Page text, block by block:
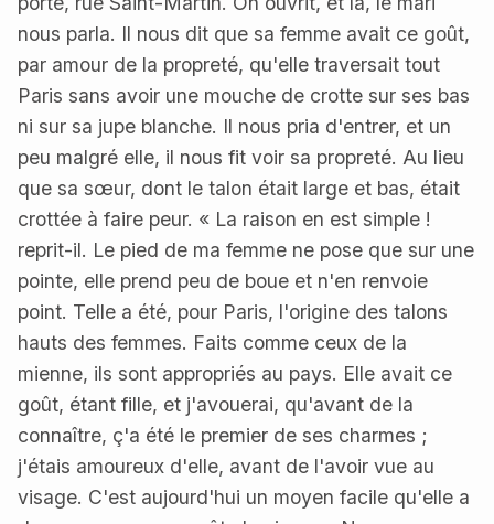
nous parla. Il nous dit que sa femme avait ce goût,
par amour de la propreté, qu'elle traversait tout
Paris sans avoir une mouche de crotte sur ses bas
ni sur sa jupe blanche. Il nous pria d'entrer, et un
peu malgré elle, il nous fit voir sa propreté. Au lieu
que sa sœur, dont le talon était large et bas, était
crottée à faire peur. « La raison en est simple !
reprit-il. Le pied de ma femme ne pose que sur une
pointe, elle prend peu de boue et n'en renvoie
point. Telle a été, pour Paris, l'origine des talons
hauts des femmes. Faits comme ceux de la
mienne, ils sont appropriés au pays. Elle avait ce
goût, étant fille, et j'avouerai, qu'avant de la
connaître, ç'a été le premier de ses charmes ;
j'étais amoureux d'elle, avant de l'avoir vue au
visage. C'est aujourd'hui un moyen facile qu'elle a